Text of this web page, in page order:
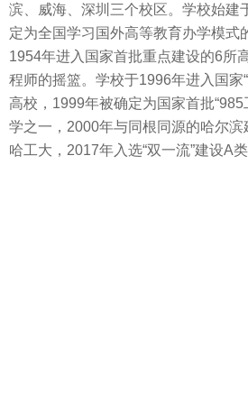
滨、威海、深圳三个校区。学校始建
定为全国学习国外高等教育办学模式
1954年进入国家首批重点建设的6所
程师的摇篮。学校于1996年进入国家
高校，1999年被确定为国家首批“985
学之一，2000年与同根同源的哈尔
哈工大，2017年入选“双一流”建设A类